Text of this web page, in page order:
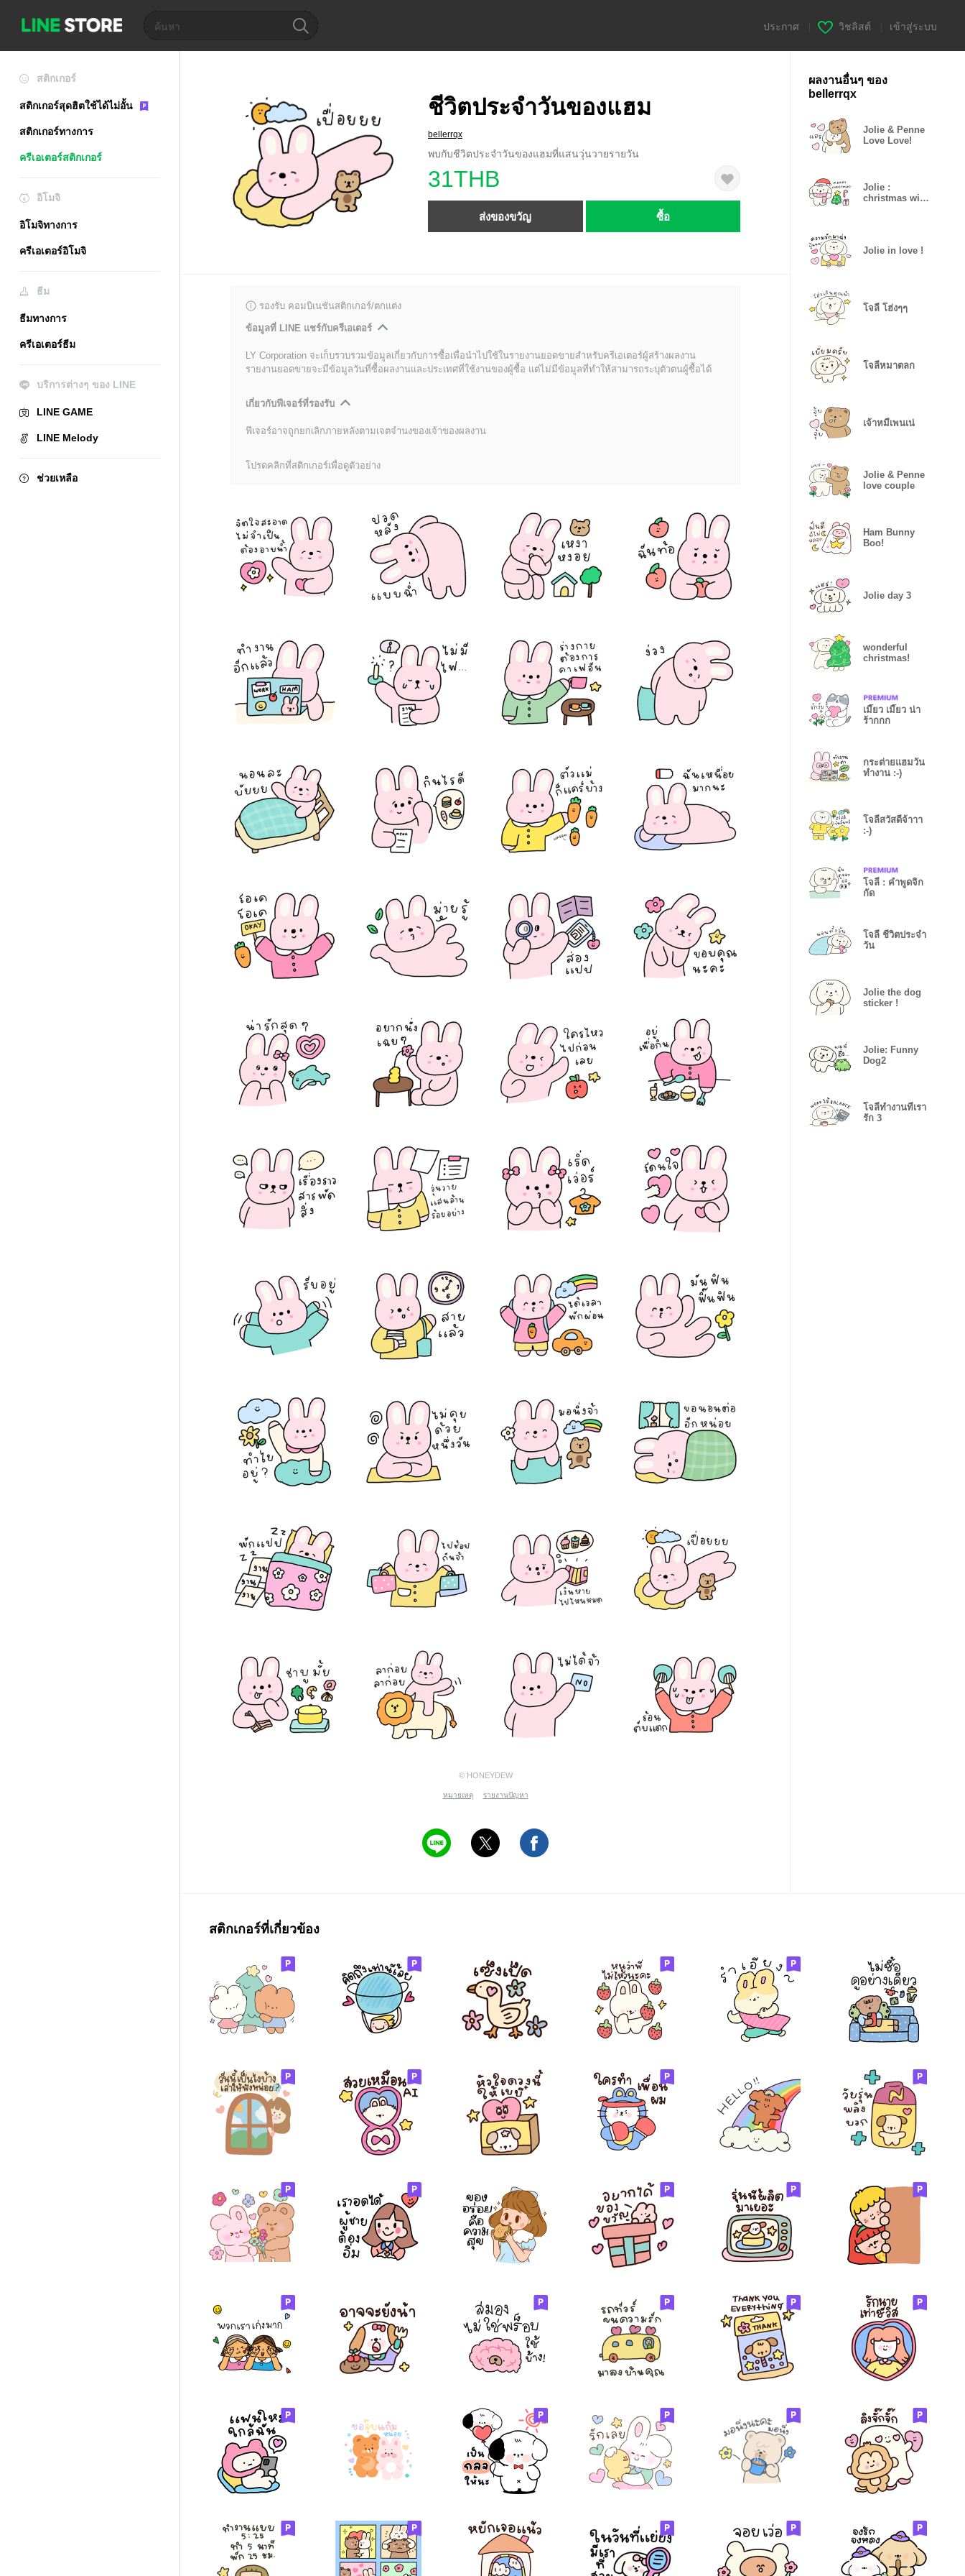
ประกาศ วิชลิสต์ เข้าสู่ระบบ
สติกเกอร์
สติกเกอร์สุดฮิตใช้ได้ไม่อั้น
สติกเกอร์ทางการ
ครีเอเตอร์สติกเกอร์
อิโมจิ
อิโมจิทางการ
ครีเอเตอร์อิโมจิ
ธีม
ธีมทางการ
ครีเอเตอร์ธีม
บริการต่างๆ ของ LINE
LINE GAME
LINE Melody
ช่วยเหลือ
ชีวิตประจำวันของแฮม
bellerrqx
พบกับชีวิตประจำวันของแฮมที่แสนวุ่นวายรายวัน
31THB
ส่งของขวัญ ซื้อ
รองรับ คอมบิเนชันสติกเกอร์/ตกแต่ง
ข้อมูลที่ LINE แชร์กับครีเอเตอร์
LY Corporation จะเก็บรวบรวมข้อมูลเกี่ยวกับการซื้อเพื่อนำไปใช้ในรายงานยอดขายสำหรับครีเอเตอร์ผู้สร้างผลงาน
รายงานยอดขายจะมีข้อมูลวันที่ซื้อผลงานและประเทศที่ใช้งานของผู้ซื้อ แต่ไม่มีข้อมูลที่ทำให้สามารถระบุตัวตนผู้ซื้อได้
เกี่ยวกับฟีเจอร์ที่รองรับ
ฟีเจอร์อาจถูกยกเลิกภายหลังตามเจตจำนงของเจ้าของผลงาน
โปรดคลิกที่สติกเกอร์เพื่อดูตัวอย่าง
© HONEYDEW
หมายเหตุ รายงานปัญหา
ผลงานอื่นๆ ของ
bellerrqx
Jolie & Penne
Love Love!
Jolie :
christmas with
Jolie in love !
โจลี่ โฮ่งๆๆ
โจลี่หมาตลก
เจ้าหมีเพนเน่
Jolie & Penne
love couple
Ham Bunny
Boo!
Jolie day 3
wonderful
christmas!
เมี๊ยว เมี๊ยว น่า
ร้ากกก
กระต่ายแฮมวัน
ทำงาน :-)
โจลี่สวัสดีจ้าาา
:-)
โจลี่ : คำพูดจิก
กัด
โจลี่ ชีวิตประจำ
วัน
Jolie the dog
sticker !
Jolie: Funny
Dog2
โจลี่ทำงานที่เรา
รัก 3
สติกเกอร์ที่เกี่ยวข้อง